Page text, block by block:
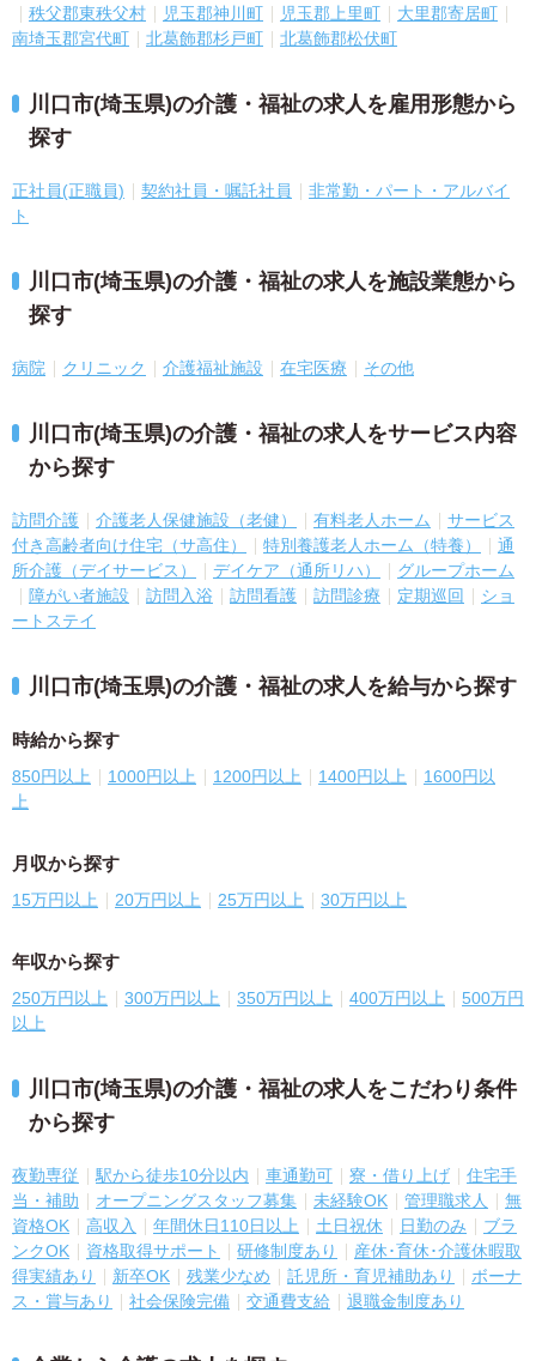
秩父郡東秩父村
児玉郡神川町 児玉郡上里町
大里郡寄居町
南埼玉郡宮代町
北葛飾郡杉戸町 北葛飾郡松伏町
川口市(埼玉県)の介護・福祉の求人を雇用形態から
探す
正社員(正職員) 契約社員・嘱託社員
非常勤・パート・アルバイ
ト
川口市(埼玉県)の介護・福祉の求人を施設業態から
探す
病院 クリニック 介護福祉施設 在宅医療 その他
川口市(埼玉県)の介護・福祉の求人をサービス内容
から探す
訪問介護 介護老人保健施設（老健） 有料老人ホーム
サービス
付き高齢者向け住宅（サ高住）
特別養護老人ホーム（特養）
通
所介護（デイサービス）
デイケア（通所リハ）
グループホーム
障がい者施設
訪問入浴 訪問看護 訪問診療 定期巡回
ショ
ートステイ
川口市(埼玉県)の介護・福祉の求人を給与から探す
時給から探す
850円以上 1000円以上 1200円以上 1400円以上
1600円以
上
月収から探す
15万円以上 20万円以上 25万円以上 30万円以上
年収から探す
250万円以上 300万円以上 350万円以上 400万円以上
500万円
以上
川口市(埼玉県)の介護・福祉の求人をこだわり条件
から探す
夜勤専従 駅から徒歩10分以内 車通勤可 寮・借り上げ
住宅手
当・補助
オープニングスタッフ募集 未経験OK 管理職求人
無
資格OK
高収入 年間休日110日以上 土日祝休 日勤のみ
ブラ
ンクOK
資格取得サポート 研修制度あり
産休･育休･介護休暇取
得実績あり
新卒OK 残業少なめ 託児所・育児補助あり
ボーナ
ス・賞与あり
社会保険完備 交通費支給 退職金制度あり